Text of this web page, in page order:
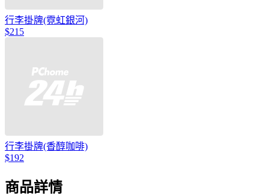
行李掛牌(霓虹銀河)
$215
行李掛牌(香醇咖啡)
$192
商品詳情